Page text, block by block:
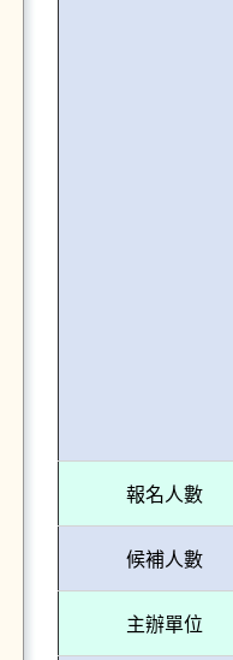
報名人數
候補人數
主辦單位